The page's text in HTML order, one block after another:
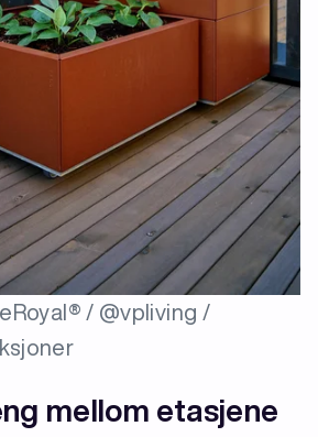
/ @vpliving /
mellom etasjene